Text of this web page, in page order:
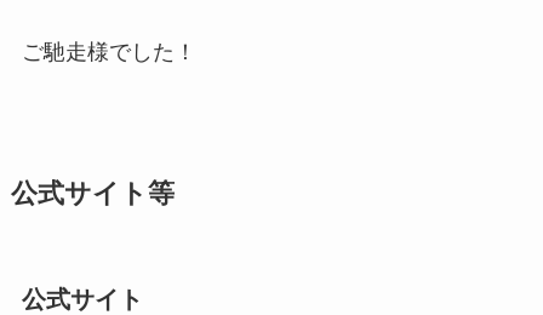
ご馳走様でした！
公式サイト等
公式サイト